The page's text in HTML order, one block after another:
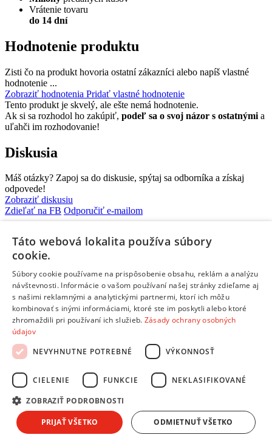
Vrátenie tovaru
do 14 dní
Hodnotenie produktu
Zisti čo na produkt hovoria ostatní zákazníci alebo napíš vlastné
hodnotenie ...
Zobraziť hodnotenia Pridať vlastné hodnotenie
Tento produkt je skvelý, ale ešte nemá hodnotenie.
Ak si sa rozhodol ho zakúpiť, podeľ sa o svoj názor s ostatnými a
uľahči im rozhodovanie!
Diskusia
Máš otázky? Zapoj sa do diskusie, spýtaj sa odborníka a získaj
odpovede!
Zobraziť diskusiu
Zdieľať na FB Odporučiť e-mailom
Fotky
Recenzie
Popis produktuLG GBBS322CSW +
poukaz do Tesca + kupón na ďalší nákup
Parametre produktu
Základné informácie
Celkový využiteľný objem:
Rozmery – výška:
2030 mm
Rozmery – šírka:
597 mm
Rozmery – hĺbka:
674 mm
Táto webová lokalita používa súbory
cookie.
Súbory cookie používame na prispôsobenie obsahu, reklám a analýzu
návštevnosti. Informácie o vašom používaní našej stránky zdieľame aj
s našimi reklamnými a analytickými partnermi, ktorí ich môžu
kombinovať s inými informáciami, ktoré ste im poskytli alebo ktoré
zhromaždili pri používaní ich služieb. Zásady ochrany osobných
údajov
NEVYHNUTNE POTREBNÉ
VÝKONNOSŤ
CIELENIE FUNKCIE NEKLASIFIKOVANÉ
ZOBRAZIŤ PODROBNOSTI
PRIJAŤ VŠETKO ODMIETNUŤ VŠETKO